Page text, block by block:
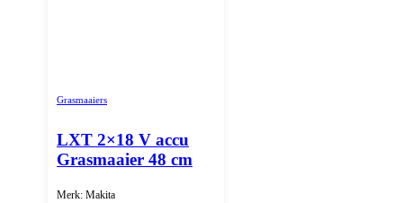
Grasmaaiers
LXT 2×18 V accu
Grasmaaier 48 cm
Merk: Makita